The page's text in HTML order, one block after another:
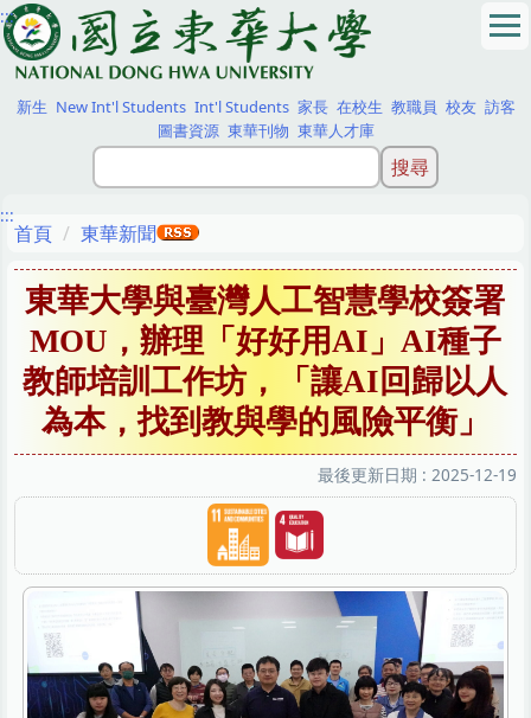
跳
到
主
要
內
:::
新生 New Int'l Students Int'l Students 家長 在校生 教職員 校友 訪客
圖書資源 東華刊物 東華人才庫
:::
首頁 東華新聞
東華大學與臺灣人工智慧學校簽署
MOU，辦理「好好用AI」AI種子
教師培訓工作坊，「讓AI回歸以人
為本，找到教與學的風險平衡」
最後更新日期 : 2025-12-19